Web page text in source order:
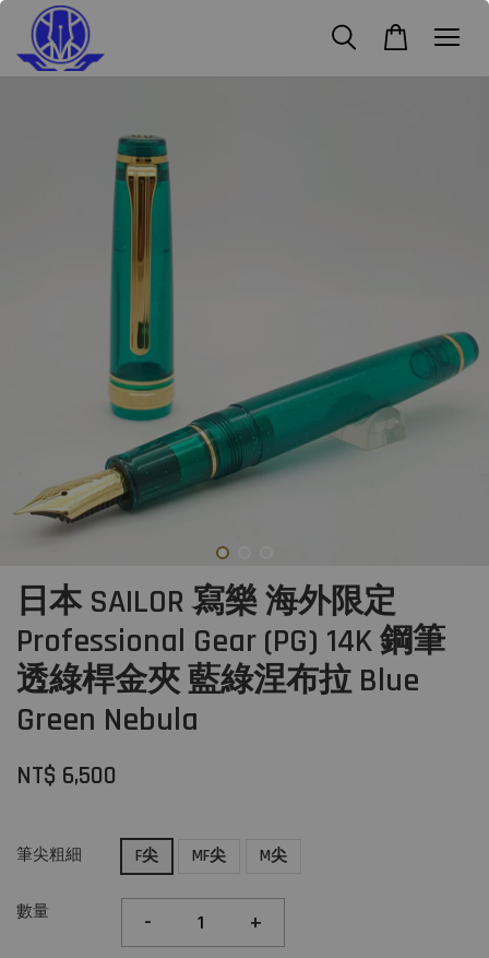
日本 SAILOR 寫樂 海外限定
Professional Gear (PG) 14K 鋼筆
透綠桿金夾 藍綠涅布拉 Blue
Green Nebula
NT$ 6,500
筆尖粗細 F尖 MF尖 M尖
數量 - +